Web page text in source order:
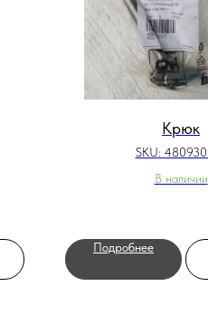
Крюк
SKU:
В наличии
Подробнее